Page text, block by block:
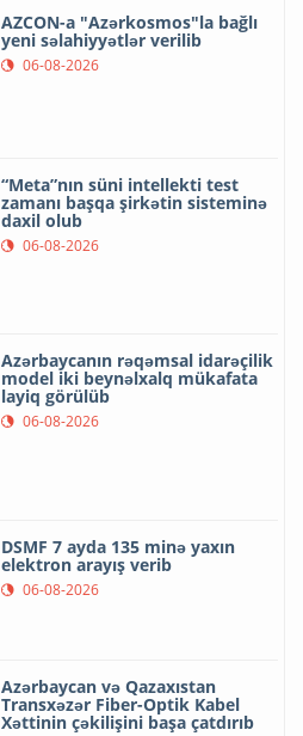
AZCON-a "Azərkosmos"la bağlı
yeni səlahiyyətlər verilib
06-08-2026
“Meta”nın süni intellekti test
zamanı başqa şirkətin sisteminə
daxil olub
06-08-2026
Azərbaycanın rəqəmsal idarəçilik
model iki beynəlxalq mükafata
layiq görülüb
06-08-2026
DSMF 7 ayda 135 minə yaxın
elektron arayış verib
06-08-2026
Azərbaycan və Qazaxıstan
Transxəzər Fiber-Optik Kabel
Xəttinin çəkilişini başa çatdırıb